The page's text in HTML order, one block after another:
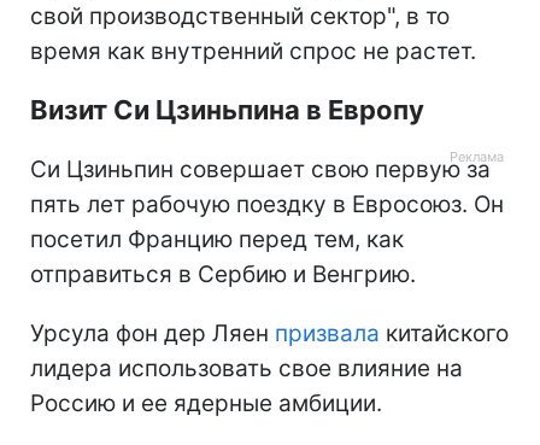
свой производственный сектор", в то
время как внутренний спрос не растет.
Визит Си Цзиньпина в Европу
Си Цзиньпин совершает свою первую за
пять лет рабочую поездку в Евросоюз. Он
посетил Францию перед тем, как
отправиться в Сербию и Венгрию.
Урсула фон дер Ляен призвала китайского
лидера использовать свое влияние на
Россию и ее ядерные амбиции.